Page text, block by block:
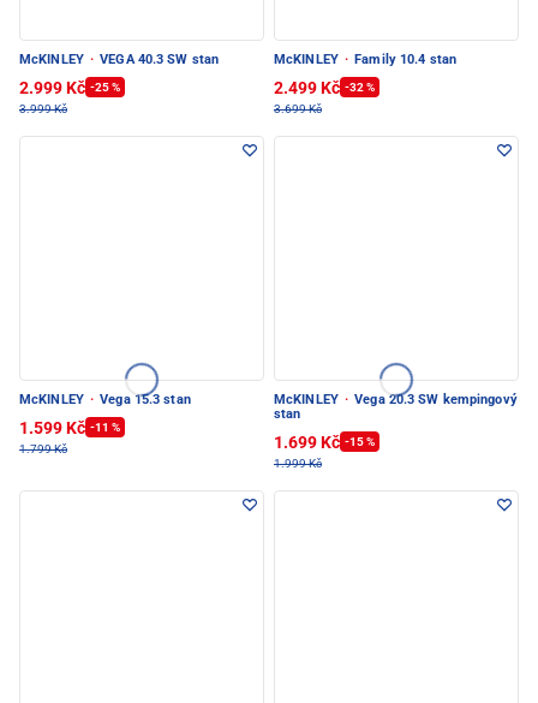
McKINLEY · VEGA 40.3 SW stan
2.999 Kč -25 %
3.999 Kč
McKINLEY · Family 10.4 stan
2.499 Kč -32 %
3.699 Kč
McKINLEY · Vega 15.3 stan
1.599 Kč -11 %
1.799 Kč
McKINLEY · Vega 20.3 SW kempingový
stan
1.699 Kč -15 %
1.999 Kč